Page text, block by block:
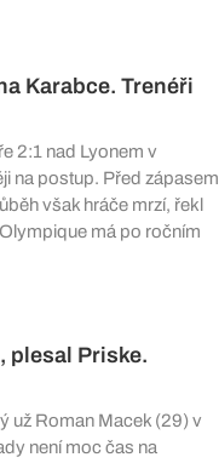
Karabce. Trenéři
2:1 nad Lyonem v
na postup. Před zápasem
však hráče mrzí, řekl
má po ročním
plesal Priske.
už Roman Macek (29) v
není moc čas na